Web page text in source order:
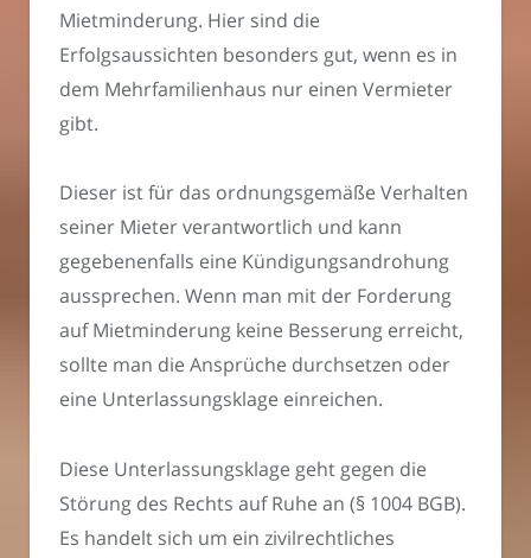
Mietminderung. Hier sind die
Erfolgsaussichten besonders gut, wenn es in
dem Mehrfamilienhaus nur einen Vermieter
gibt.
Dieser ist für das ordnungsgemäße Verhalten
seiner Mieter verantwortlich und kann
gegebenenfalls eine Kündigungsandrohung
aussprechen. Wenn man mit der Forderung
auf Mietminderung keine Besserung erreicht,
sollte man die Ansprüche durchsetzen oder
eine Unterlassungsklage einreichen.
Diese Unterlassungsklage geht gegen die
Störung des Rechts auf Ruhe an (§ 1004 BGB).
Es handelt sich um ein zivilrechtliches